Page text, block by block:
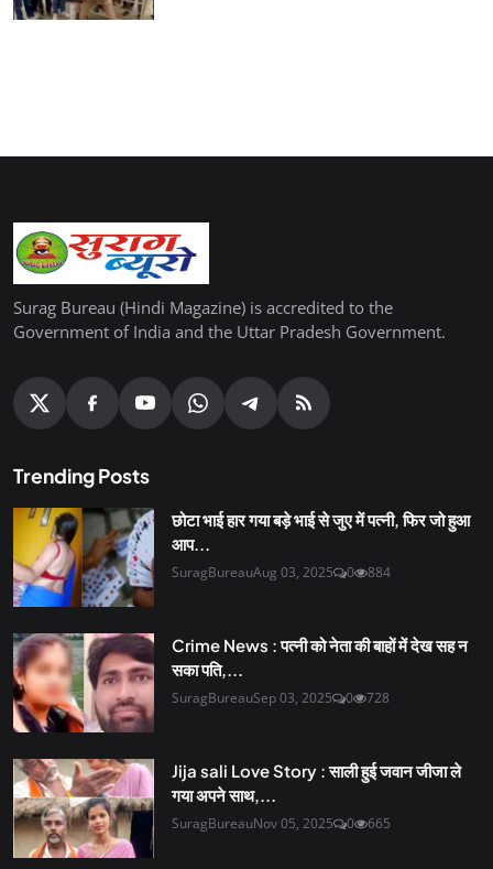
Surag Bureau (Hindi Magazine) is accredited to the
Government of India and the Uttar Pradesh Government.
Trending Posts
छोटा भाई हार गया बड़े भाई से जुए में पत्नी, फिर जो हुआ
आप...
SuragBureauAug 03, 2025 0 884
Crime News : पत्नी को नेता की बाहों में देख सह न
सका पति,...
SuragBureauSep 03, 2025 0 728
Jija sali Love Story : साली हुई जवान जीजा ले
गया अपने साथ,...
SuragBureauNov 05, 2025 0 665